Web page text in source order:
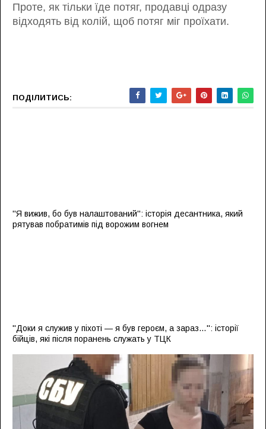
Проте, як тільки їде потяг, продавці одразу
відходять від колій, щоб потяг міг проїхати.
ПОДІЛИТИСЬ:
''Я вижив, бо був налаштований'': історія десантника, який
рятував побратимів під ворожим вогнем
''Доки я служив у піхоті — я був героєм, а зараз…'': історії
бійців, які після поранень служать у ТЦК